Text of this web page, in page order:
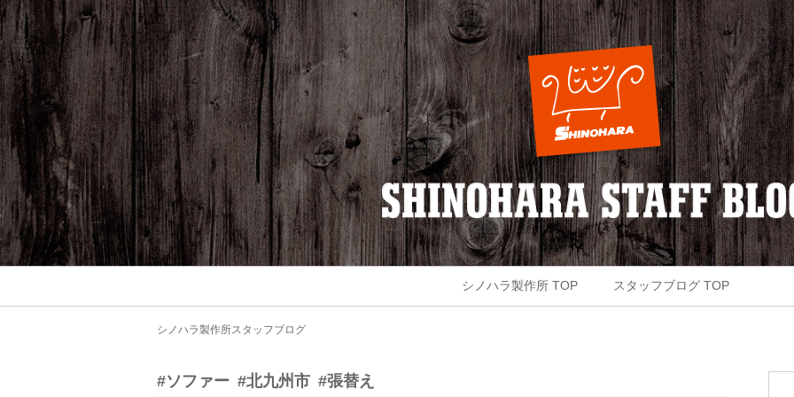
シノハラ製作所 TOP スタッフブログ TOP
シノハラ製作所スタッフブログ
#ソファー #北九州市 #張替え